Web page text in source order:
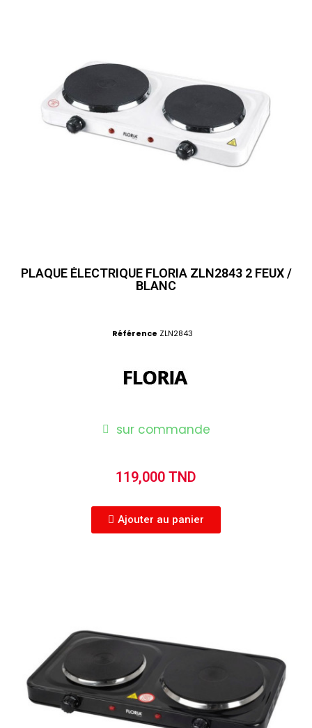
PLAQUE ÉLECTRIQUE FLORIA ZLN2843 2 FEUX /
BLANC
Référence ZLN2843
sur commande
119,000 TND
Ajouter au panier